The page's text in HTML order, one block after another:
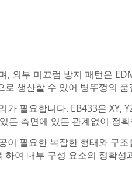
외부 미끄럼 방지 패턴은
생산할 수 있어 병뚜껑의
필요합니다. EB433은 XY,
든 측면에 있든 관계없이 정
이 필요한 복잡한 형태와 구
여 내부 구성 요소의 정확성